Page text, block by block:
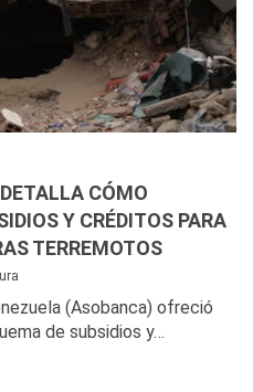
CÓMO
Y CRÉDITOS PARA
TERREMOTOS
(Asobanca) ofreció
de subsidios y…